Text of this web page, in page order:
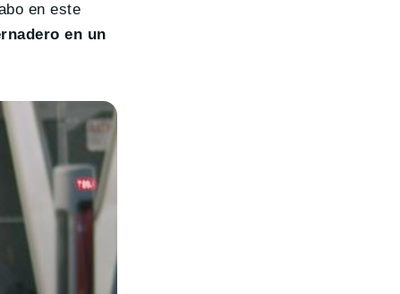
en este
en un